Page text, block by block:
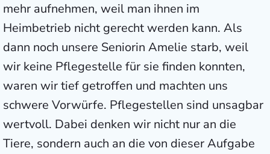
mehr aufnehmen, weil man ihnen im
Heimbetrieb nicht gerecht werden kann. Als
dann noch unsere Seniorin Amelie starb, weil
wir keine Pflegestelle für sie finden konnten,
waren wir tief getroffen und machten uns
schwere Vorwürfe. Pflegestellen sind unsagbar
wertvoll. Dabei denken wir nicht nur an die
Tiere, sondern auch an die von dieser Aufgabe